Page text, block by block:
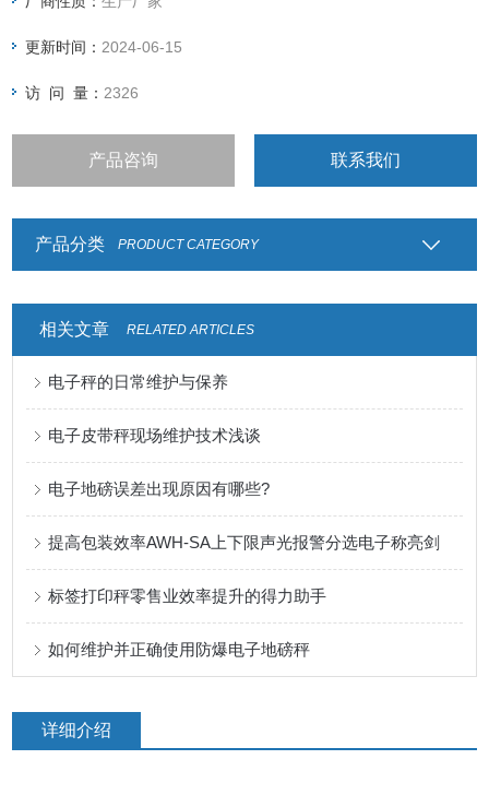
具有双色LED充电指示，可清楚指示充电状况。
更新时间： 2024-06-15
访 问 量： 2326
产品咨询 联系我们
产品分类 PRODUCT CATEGORY
相关文章 RELATED ARTICLES
电子秤的日常维护与保养
电子皮带秤现场维护技术浅谈
电子地磅误差出现原因有哪些?
提高包装效率AWH-SA上下限声光报警分选电子称亮剑
标签打印秤零售业效率提升的得力助手
如何维护并正确使用防爆电子地磅秤
详细介绍